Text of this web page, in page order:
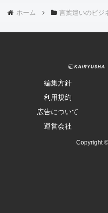
ホーム 言葉遣いのビジ
編集方針
利用規約
広告について
運営会社
Copyright